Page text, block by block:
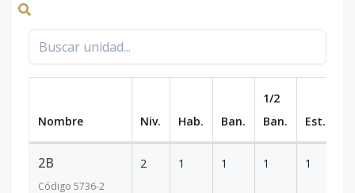
Nombre Niv. Hab. Ban.
1/2
Ban.
Est.
2B
Código 5736-2
2 1 1 1 1